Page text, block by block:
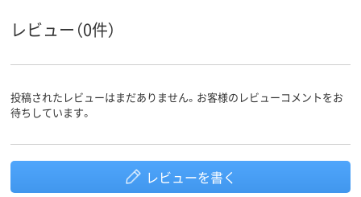
レビュー（0件）
投稿されたレビューはまだありません。お客様のレビューコメントをお
待ちしています。
レビューを書く